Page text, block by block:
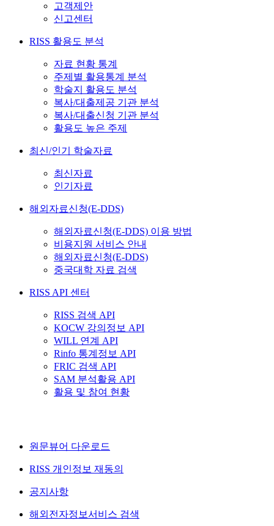
고객제안
신고센터
RISS 활용도 분석
자료 현황 통계
주제별 활용통계 분석
학술지 활용도 분석
복사/대출제공 기관 분석
복사/대출신청 기관 분석
활용도 높은 주제
최신/인기 학술자료
최신자료
인기자료
해외자료신청(E-DDS)
해외자료신청(E-DDS) 이용 방법
비용지원 서비스 안내
해외자료신청(E-DDS)
중국대학 자료 검색
RISS API 센터
RISS 검색 API
KOCW 강의정보 API
WILL 연계 API
Rinfo 통계정보 API
FRIC 검색 API
SAM 분석활용 API
활용 및 참여 현황
원문뷰어 다운로드
RISS 개인정보 재동의
공지사항
해외전자정보서비스 검색